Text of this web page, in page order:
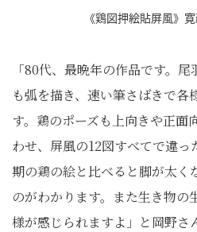
《鶏図押絵貼屏風》
「80代、最晩年の作品です。
も弧を描き、速い筆さばきで各
す。鶏のポーズも上向きや正面
わせ、屏風の12図すべてで違
期の鶏の絵と比べると脚が太く
のがわかります。また生き物の
様が感じられますよ」と岡野さ